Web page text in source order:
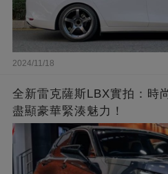
2024/11/18
全新雷克薩斯LBX實拍：時
盡顯豪華緊湊魅力！